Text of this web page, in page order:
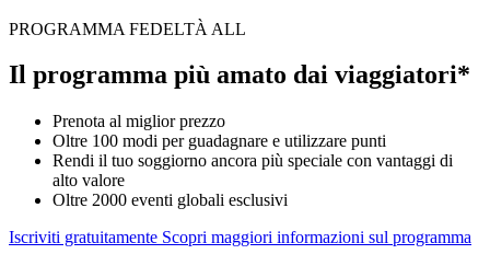
PROGRAMMA FEDELTÀ ALL
Il programma più amato dai viaggiatori*
Prenota al miglior prezzo
Oltre 100 modi per guadagnare e utilizzare punti
Rendi il tuo soggiorno ancora più speciale con vantaggi di
alto valore
Oltre 2000 eventi globali esclusivi
Iscriviti gratuitamente Scopri maggiori informazioni sul programma